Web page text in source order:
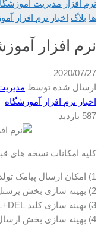
ها بلاگ اخبار نرم افزار
نرم افزار
2020/07/27
ارسال شده توسط
اخبار نرم افزار آموزشگاه
587 بازدید
کلیه امکانات نسخه های
1) امکان ارسال پیامک تولد برای پرسنل
2) بهینه سازی بخش پرسنل
3) بهینه سازی کلید CRTL+DEL در کلیه گزارشات
4) بهینه سازی بخش ارسال پیامک